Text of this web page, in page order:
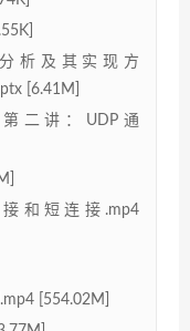
析及其实现方
[6.41M]
第二讲：UDP通
接和短连接.mp4
[554.02M]